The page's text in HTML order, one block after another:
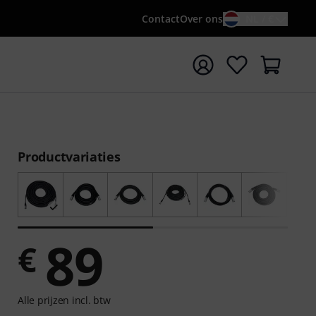
ContactOver ons
zoekterm {searchTerm}
Productvariaties
€ 89
Alle prijzen incl. btw